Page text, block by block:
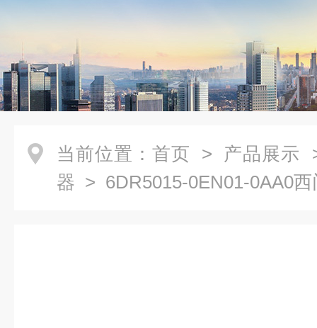
当前位置： 首页 > 产品展示
器 > 6DR5015-0EN01-0AA0